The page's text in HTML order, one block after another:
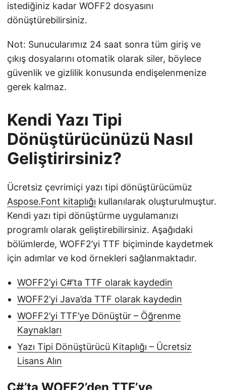
istediğiniz kadar WOFF2 dosyasını
dönüştürebilirsiniz.
Not: Sunucularımız 24 saat sonra tüm giriş ve
çıkış dosyalarını otomatik olarak siler, böylece
güvenlik ve gizlilik konusunda endişelenmenize
gerek kalmaz.
Kendi Yazı Tipi
Dönüştürücünüzü Nasıl
Geliştirirsiniz?
Ücretsiz çevrimiçi yazı tipi dönüştürücümüz
Aspose.Font kitaplığı kullanılarak oluşturulmuştur.
Kendi yazı tipi dönüştürme uygulamanızı
programlı olarak geliştirebilirsiniz. Aşağıdaki
bölümlerde, WOFF2’yi TTF biçiminde kaydetmek
için adımlar ve kod örnekleri sağlanmaktadır.
WOFF2’yi C#’ta TTF olarak kaydedin
WOFF2’yi Java’da TTF olarak kaydedin
WOFF2’yi TTF’ye Dönüştür – Öğrenme
Kaynakları
Yazı Tipi Dönüştürücü Kitaplığı – Ücretsiz
Lisans Alın